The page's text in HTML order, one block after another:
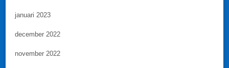
januari 2023
december 2022
november 2022